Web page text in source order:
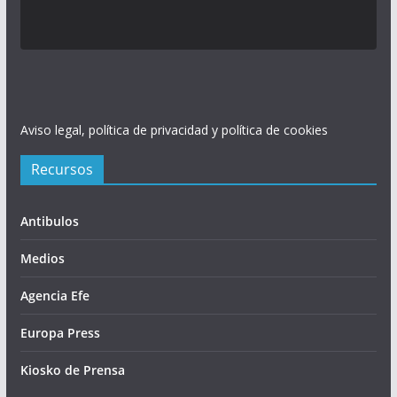
Aviso legal, política de privacidad y política de cookies
Recursos
Antibulos
Medios
Agencia Efe
Europa Press
Kiosko de Prensa